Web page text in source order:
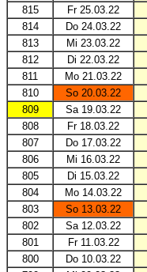
815 Fr 25.03.22
814
Do 24.03.22
813
Mi 23.03.22
812
Di 22.03.22
811
Mo 21.03.22
810
So 20.03.22
809
Sa 19.03.22
808
Fr 18.03.22
807
Do 17.03.22
806
Mi 16.03.22
805
Di 15.03.22
804
Mo 14.03.22
803
So 13.03.22
802
Sa 12.03.22
801
Fr 11.03.22
800
Do 10.03.22